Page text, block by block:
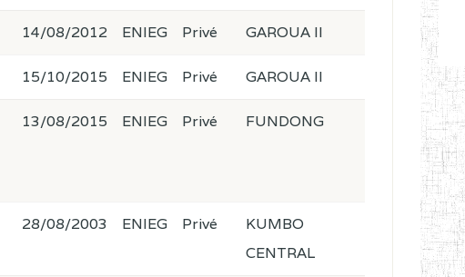
14/08/2012 ENIEG Privé GAROUA II
15/10/2015 ENIEG Privé GAROUA II
13/08/2015 ENIEG Privé FUNDONG
28/08/2003 ENIEG Privé
KUMBO
CENTRAL